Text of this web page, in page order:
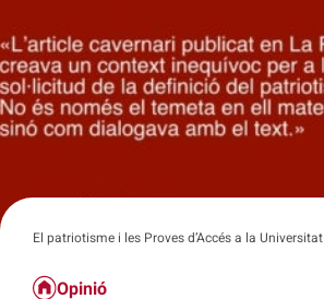
El patriotisme i les Proves d’Accés a la Universitat
Opinió